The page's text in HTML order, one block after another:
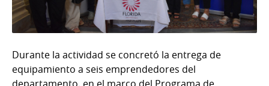
Durante la actividad se concretó la entrega de
equipamiento a seis emprendedores del